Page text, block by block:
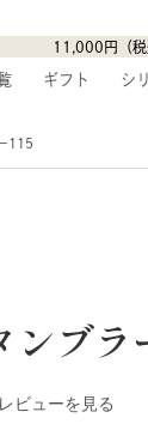
11,000円（税
ギフト シ
115
ンブラ
レビューを見る